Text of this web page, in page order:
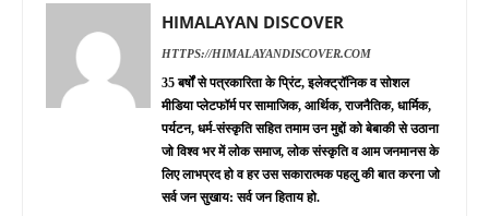
HIMALAYAN DISCOVER
HTTPS://HIMALAYANDISCOVER.COM
35 बर्षों से पत्रकारिता के प्रिंट, इलेक्ट्रॉनिक व सोशल
मीडिया प्लेटफॉर्म पर सामाजिक, आर्थिक, राजनैतिक, धार्मिक,
पर्यटन, धर्म-संस्कृति सहित तमाम उन मुद्दों को बेबाकी से उठाना
जो विश्व भर में लोक समाज, लोक संस्कृति व आम जनमानस के
लिए लाभप्रद हो व हर उस सकारात्मक पहलु की बात करना जो
सर्व जन सुखाय: सर्व जन हिताय हो.